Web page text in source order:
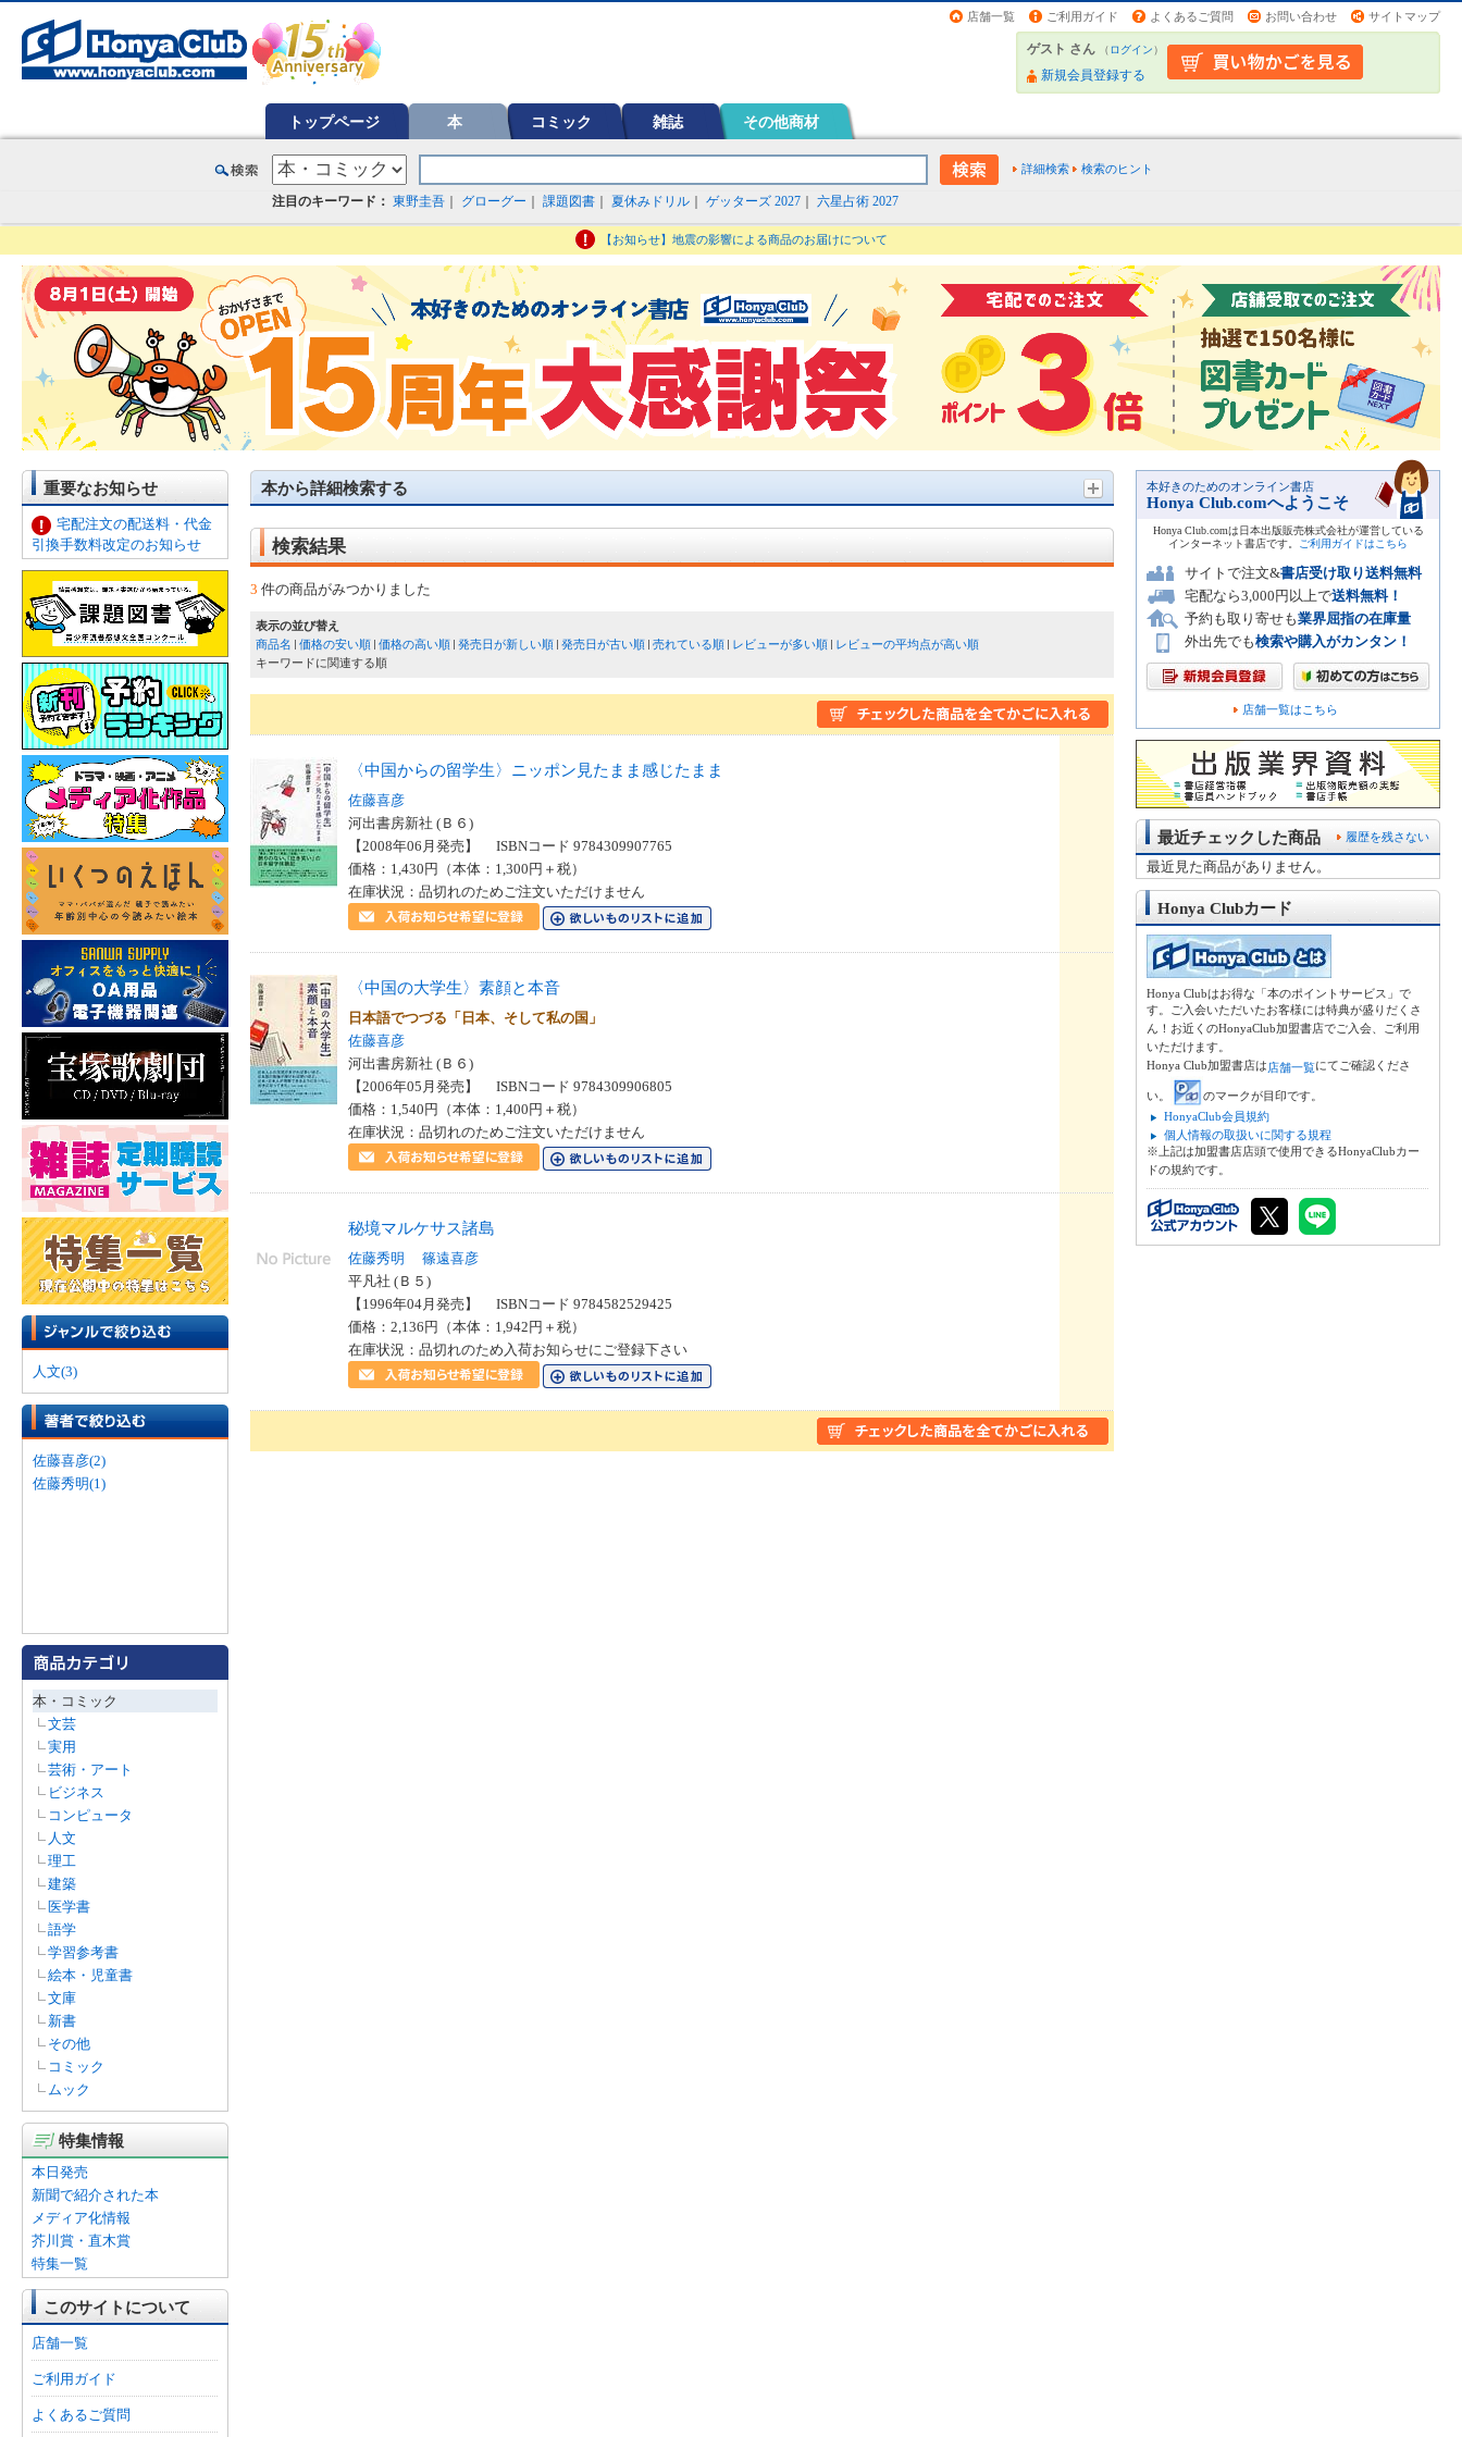
店舗一覧 ご利用ガイド よくあるご質問 お問い合わせ サイトマップ
ゲスト さん （ログイン）
新規会員登録する
トップページ 本 コミック 雑誌 その他商材
詳細検索 検索のヒント
注目のキーワード： 東野圭吾 グローグー 課題図書 夏休みドリル ゲッターズ 2027 六星占術 2027
【お知らせ】地震の影響による商品のお届けについて
重要なお知らせ
宅配注文の配送料・代金
引換手数料改定のお知らせ
人文(3)
佐藤喜彦(2)
佐藤秀明(1)
本・コミック
文芸
実用
芸術・アート
ビジネス
コンピュータ
人文
理工
建築
医学書
語学
学習参考書
絵本・児童書
文庫
新書
その他
コミック
ムック
特集情報
本日発売
新聞で紹介された本
メディア化情報
芥川賞・直木賞
特集一覧
このサイトについて
店舗一覧
ご利用ガイド
よくあるご質問
本から詳細検索する
検索結果
3 件の商品がみつかりました
表示の並び替え
商品名
価格の安い順 価格の高い順 発売日が新しい順 発売日が古い順 売れている順 レビューが多い順
レビューの平均点が高い順
キーワードに関連する順
〈中国からの留学生〉ニッポン見たまま感じたまま
佐藤喜彦
河出書房新社 (Ｂ６)
【2008年06月発売】 ISBNコード 9784309907765
価格：1,430円（本体：1,300円＋税）
在庫状況：品切れのためご注文いただけません
〈中国の大学生〉素顔と本音
日本語でつづる「日本、そして私の国」
佐藤喜彦
河出書房新社 (Ｂ６)
【2006年05月発売】 ISBNコード 9784309906805
価格：1,540円（本体：1,400円＋税）
在庫状況：品切れのためご注文いただけません
秘境マルケサス諸島
佐藤秀明
篠遠喜彦
平凡社 (Ｂ５)
【1996年04月発売】 ISBNコード 9784582529425
価格：2,136円（本体：1,942円＋税）
在庫状況：品切れのため入荷お知らせにご登録下さい
本好きのためのオンライン書店
Honya Club.comへようこそ
Honya Club.comは日本出版販売株式会社が運営している
インターネット書店です。
ご利用ガイドはこちら
サイトで注文&書店受け取り送料無料
宅配なら3,000円以上で送料無料！
予約も取り寄せも業界屈指の在庫量
外出先でも検索や購入がカンタン！
店舗一覧はこちら
履歴を残さない
最近チェックした商品
最近見た商品がありません。
Honya Clubカード
Honya Clubはお得な「本のポイントサービス」で
す。ご入会いただいたお客様には特典が盛りだくさ
ん！お近くのHonyaClub加盟書店でご入会、ご利用
いただけます。
Honya Club加盟書店は店舗一覧にてご確認くださ
い。
のマークが目印です。
HonyaClub会員規約
個人情報の取扱いに関する規程
※上記は加盟書店店頭で使用できるHonyaClubカー
ドの規約です。